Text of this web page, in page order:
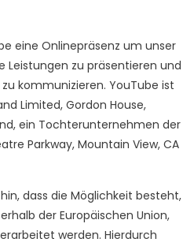
eine Onlinepräsenz um unser
Leistungen zu präsentieren und
kommunizieren. YouTube ist
Limited, Gordon House,
ein Tochterunternehmen der
Parkway, Mountain View, CA
dass die Möglichkeit besteht,
der Europäischen Union,
werden. Hierdurch